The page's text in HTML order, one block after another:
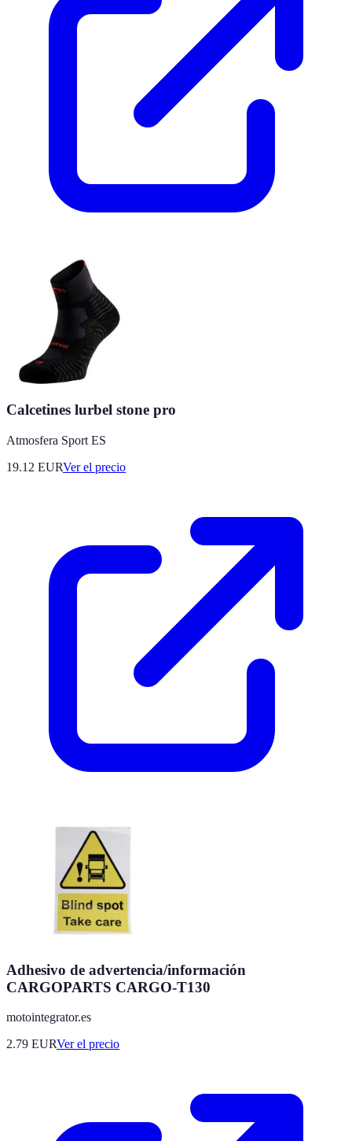
Calcetines lurbel stone pro
Atmosfera Sport ES
19.12 EURVer el precio
Adhesivo de advertencia/información
CARGOPARTS CARGO-T130
motointegrator.es
2.79 EURVer el precio